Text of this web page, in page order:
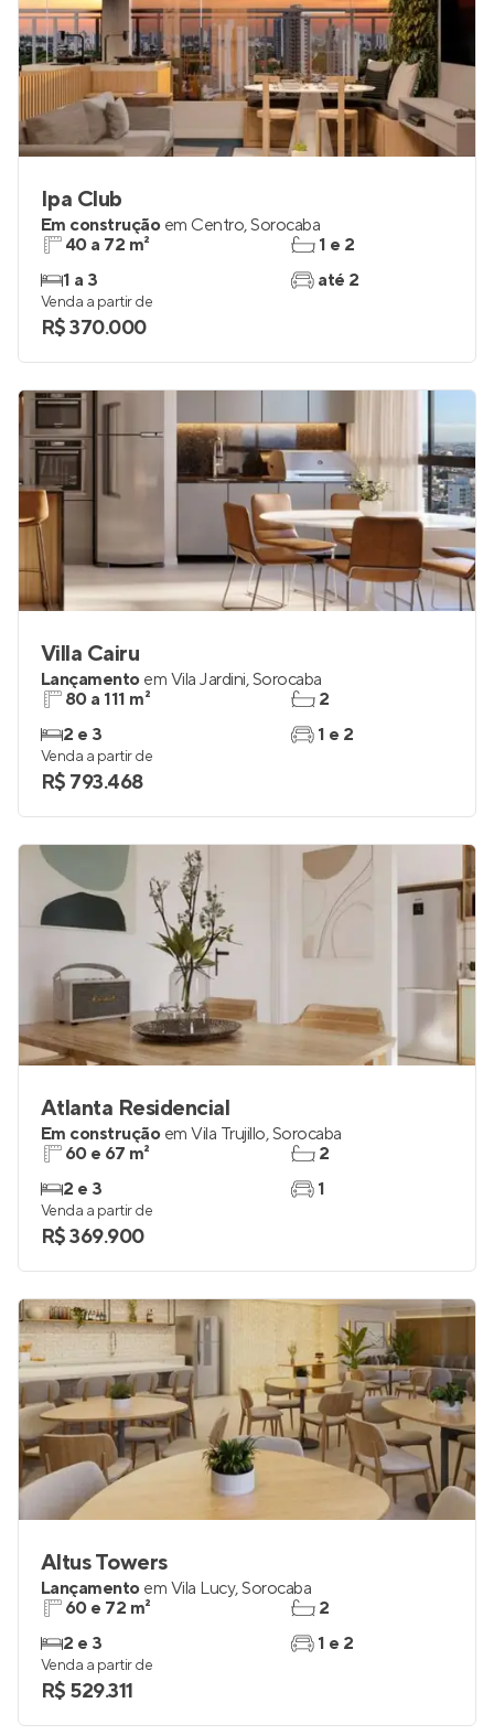
Ipa Club
Em construção em Centro,Sorocaba
40 a 72 m²
1 a 3
1 e 2
até 2
Venda a partir de
R$ 370.000
Villa Cairu
Lançamento em Vila Jardini,Sorocaba
80 a 111 m²
2 e 3
2
1 e 2
Venda a partir de
R$ 793.468
Atlanta Residencial
Em construção em Vila Trujillo,Sorocaba
60 e 67 m²
2 e 3
2
1
Venda a partir de
R$ 369.900
Altus Towers
Lançamento em Vila Lucy,Sorocaba
60 e 72 m²
2 e 3
2
1 e 2
Venda a partir de
R$ 529.311